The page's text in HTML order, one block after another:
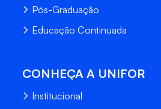
Pós-Graduação
Educação Continuada
CONHEÇA A UNIFOR
Institucional